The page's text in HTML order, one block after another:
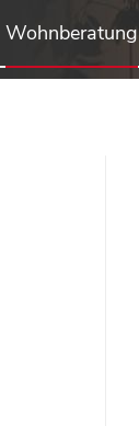
Wohnberatung